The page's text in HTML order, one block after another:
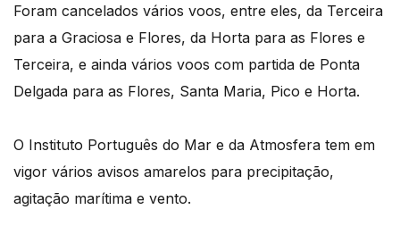
Foram cancelados vários voos, entre eles, da Terceira
para a Graciosa e Flores, da Horta para as Flores e
Terceira, e ainda vários voos com partida de Ponta
Delgada para as Flores, Santa Maria, Pico e Horta.
O Instituto Português do Mar e da Atmosfera tem em
vigor vários avisos amarelos para precipitação,
agitação marítima e vento.